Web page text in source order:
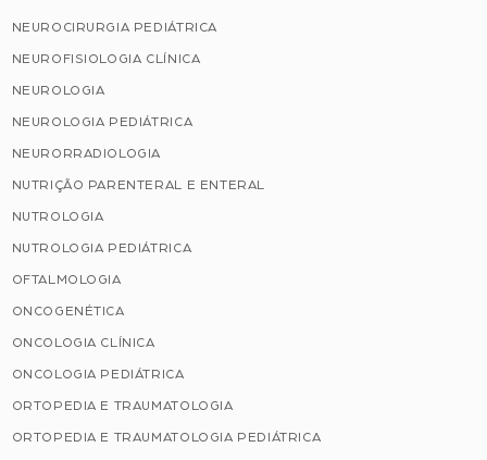
NEUROCIRURGIA PEDIÁTRICA
NEUROFISIOLOGIA CLÍNICA
NEUROLOGIA
NEUROLOGIA PEDIÁTRICA
NEURORRADIOLOGIA
NUTRIÇÃO PARENTERAL E ENTERAL
NUTROLOGIA
NUTROLOGIA PEDIÁTRICA
OFTALMOLOGIA
ONCOGENÉTICA
ONCOLOGIA CLÍNICA
ONCOLOGIA PEDIÁTRICA
ORTOPEDIA E TRAUMATOLOGIA
ORTOPEDIA E TRAUMATOLOGIA PEDIÁTRICA